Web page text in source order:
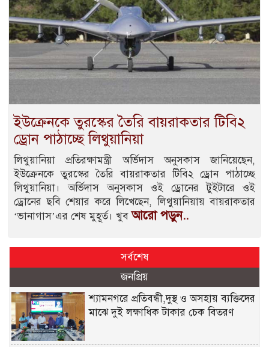
ইউক্রেনকে তুরস্কের তৈরি বায়রাকতার টিবি২
ড্রোন পাঠাচ্ছে লিথুয়ানিয়া
লিথুয়ানিয়া প্রতিরক্ষামন্ত্রী অর্ভিদাস অনুসকাস জানিয়েছেন,
ইউক্রেনকে তুরস্কের তৈরি বায়রাকতার টিবি২ ড্রোন পাঠাচ্ছে
লিথুয়ানিয়া। অর্ভিদাস অনুসকাস ওই ড্রোনের টুইটারে ওই
ড্রোনের ছবি শেয়ার করে লিখেছেন, লিথুয়ানিয়ায় বায়রাকতার
‘ভানাগাস’এর শেষ মুহূর্ত। খুবআরো পড়ুন..
সর্বশেষ
জনপ্রিয়
শ্যামনগরে প্রতিবন্ধী,দুস্থ ও অসহায় ব্যক্তিদের
মাঝে দুই লক্ষাধিক টাকার চেক বিতরণ